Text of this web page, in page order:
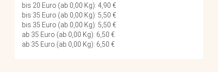
bis 20 Euro (ab 0,00 Kg): 4,90 €
bis 35 Euro (ab 0,00 Kg): 5,50 €
bis 35 Euro (ab 0,00 Kg): 5,50 €
ab 35 Euro (ab 0,00 Kg): 6,50 €
ab 35 Euro (ab 0,00 Kg): 6,50 €